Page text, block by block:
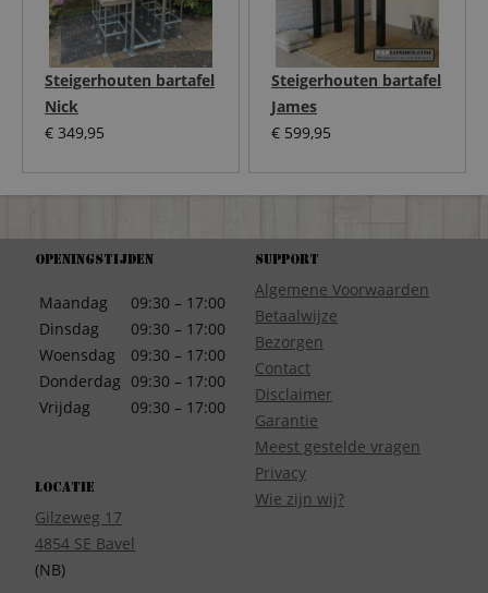
Steigerhouten bartafel
James
€ 599,95
Steigerhouten bartafel
Nick
€ 349,95
Openingstijden
Maandag
Dinsdag
Woensdag
Donderdag
Vrijdag
09:30 – 17:00
09:30 – 17:00
09:30 – 17:00
09:30 – 17:00
09:30 – 17:00
Locatie
Gilzeweg 17
4854 SE Bavel
(NB)
Support
Algemene Voorwaarden
Betaalwijze
Bezorgen
Contact
Disclaimer
Garantie
Meest gestelde vragen
Privacy
Wie zijn wij?